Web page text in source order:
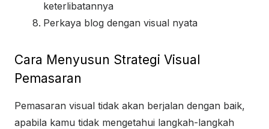
keterlibatannya
Perkaya blog dengan visual nyata
Cara Menyusun Strategi Visual
Pemasaran
Pemasaran visual tidak akan berjalan dengan baik,
apabila kamu tidak mengetahui langkah-langkah